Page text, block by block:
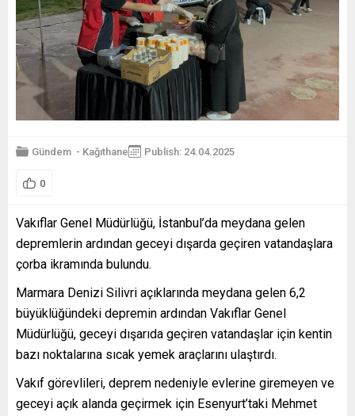
Gündem - Kağıthane Publish: 24.04.2025
0
Vakıflar Genel Müdürlüğü, İstanbul’da meydana gelen
depremlerin ardından geceyi dışarda geçiren vatandaşlara
çorba ikramında bulundu.
Marmara Denizi Silivri açıklarında meydana gelen 6,2
büyüklüğündeki depremin ardından Vakıflar Genel
Müdürlüğü, geceyi dışarıda geçiren vatandaşlar için kentin
bazı noktalarına sıcak yemek araçlarını ulaştırdı.
Vakıf görevlileri, deprem nedeniyle evlerine giremeyen ve
geceyi açık alanda geçirmek için Esenyurt’taki Mehmet